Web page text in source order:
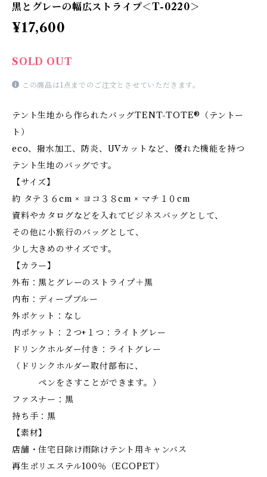
黒とグレーの幅広ストライプ＜T-0220＞
¥17,600
SOLD OUT
この商品は1点までのご注文とさせていただきます。
テント生地から作られたバッグTENT-TOTE®（テントー
ト）
eco、撥水加工、防炎、UVカットなど、優れた機能を持つ
テント生地のバッグです。
【サイズ】
約 タテ３６cm × ヨコ３８cm × マチ１０cm
資料やカタログなどを入れてビジネスバッグとして、
その他に小旅行のバッグとして、
少し大きめのサイズです。
【カラー】
外布：黒とグレーのストライプ＋黒
内布：ディープブルー
外ポケット：なし
内ポケット：２つ+１つ：ライトグレー
ドリンクホルダー付き：ライトグレー
（ドリンクホルダー取付部布に、
ペンをさすことができます。）
ファスナー：黒
持ち手：黒
【素材】
店舗・住宅日除け雨除けテント用キャンバス
再生ポリエステル100％（ECOPET）